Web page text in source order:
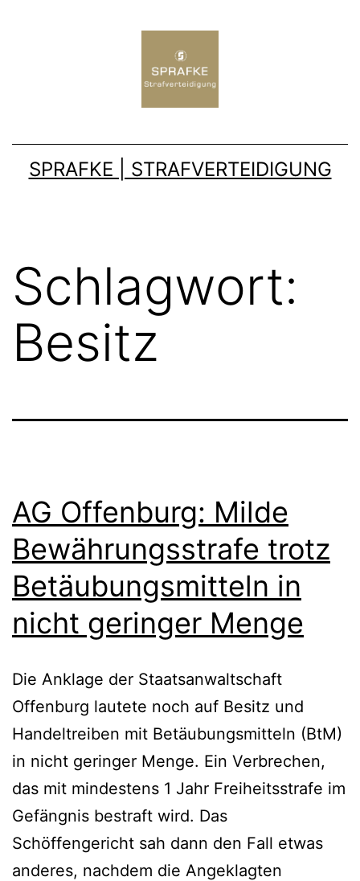
SPRAFKE | STRAFVERTEIDIGUNG
Schlagwort:
Besitz
AG Offenburg: Milde
Bewährungsstrafe trotz
Betäubungsmitteln in
nicht geringer Menge
Die Anklage der Staatsanwaltschaft
Offenburg lautete noch auf Besitz und
Handeltreiben mit Betäubungsmitteln (BtM)
in nicht geringer Menge. Ein Verbrechen,
das mit mindestens 1 Jahr Freiheitsstrafe im
Gefängnis bestraft wird. Das
Schöffengericht sah dann den Fall etwas
anderes, nachdem die Angeklagten